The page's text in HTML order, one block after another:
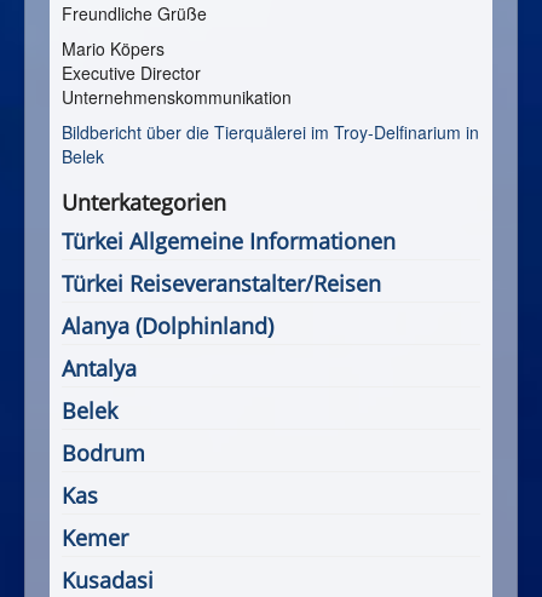
Freundliche Grüße
Mario Köpers
Executive Director
Unternehmenskommunikation
Bildbericht über die Tierquälerei im Troy-Delfinarium in
Belek
Unterkategorien
Türkei Allgemeine Informationen
Türkei Reiseveranstalter/Reisen
Alanya (Dolphinland)
Antalya
Belek
Bodrum
Kas
Kemer
Kusadasi